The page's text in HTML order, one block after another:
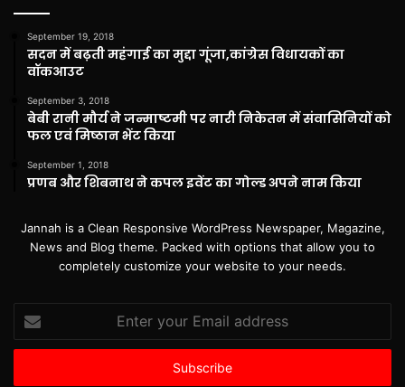
September 19, 2018
सदन में बढ़ती महंगाई का मुद्दा गूंजा,कांग्रेस विधायकों का
वॉकआउट
September 3, 2018
बेबी रानी मौर्य ने जन्माष्टमी पर नारी निकेतन में संवासिनियों को
फल एवं मिष्ठान भेंट किया
September 1, 2018
प्रणब और शिबनाथ ने कपल इवेंट का गोल्ड अपने नाम किया
Jannah is a Clean Responsive WordPress Newspaper, Magazine,
News and Blog theme. Packed with options that allow you to
completely customize your website to your needs.
your
Email